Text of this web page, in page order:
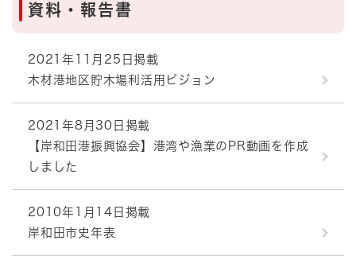
資料・報告書
2021年11月25日掲載
木材港地区貯木場利活用ビジョン
2021年8月30日掲載
【岸和田港振興協会】港湾や漁業のPR動画を作成
しました
2010年1月14日掲載
岸和田市史年表